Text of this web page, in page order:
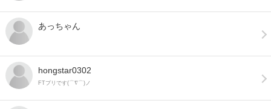
あっちゃん
hongstar0302
FTプリです(⌒∇⌒)ノ